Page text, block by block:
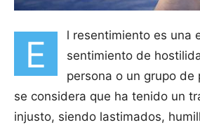
E
l resentimiento es una
sentimiento de
persona o un grupo de
se considera que ha tenido un
injusto, siendo lastimados,